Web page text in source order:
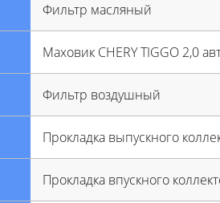
Фильтр масляный
Маховик CHERY TIGGO 2,0
Фильтр воздушный
Прокладка выпускного
Прокладка впускного